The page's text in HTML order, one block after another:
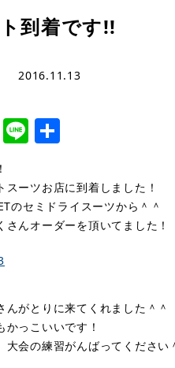
到着です!!
2016.11.13
Line
スーツお店に到着しました！
のセミドライスーツから＾＾
さんオーダーを頂いてました！
んがとりに来てくれました＾＾
かっこいいです！
大会の練習がんばってください